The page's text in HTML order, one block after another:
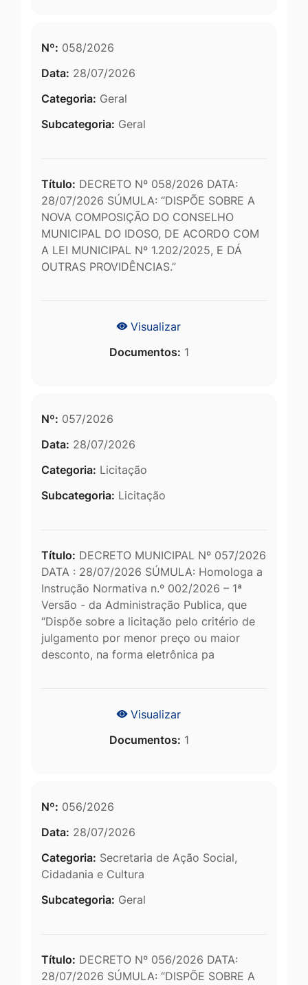
Nº: 058/2026
Data: 28/07/2026
Categoria: Geral
Subcategoria: Geral
Título: DECRETO Nº 058/2026 DATA:
28/07/2026 SÚMULA: “DISPÕE SOBRE A
NOVA COMPOSIÇÃO DO CONSELHO
MUNICIPAL DO IDOSO, DE ACORDO COM
A LEI MUNICIPAL Nº 1.202/2025, E DÁ
OUTRAS PROVIDÊNCIAS.”
Visualizar
Documentos: 1
Nº: 057/2026
Data: 28/07/2026
Categoria: Licitação
Subcategoria: Licitação
Título: DECRETO MUNICIPAL Nº 057/2026
DATA : 28/07/2026 SÚMULA: Homologa a
Instrução Normativa n.º 002/2026 – 1ª
Versão - da Administração Publica, que
“Dispõe sobre a licitação pelo critério de
julgamento por menor preço ou maior
desconto, na forma eletrônica pa
Visualizar
Documentos: 1
Nº: 056/2026
Data: 28/07/2026
Categoria: Secretaria de Ação Social,
Cidadania e Cultura
Subcategoria: Geral
Título: DECRETO Nº 056/2026 DATA:
28/07/2026 SÚMULA: “DISPÕE SOBRE A